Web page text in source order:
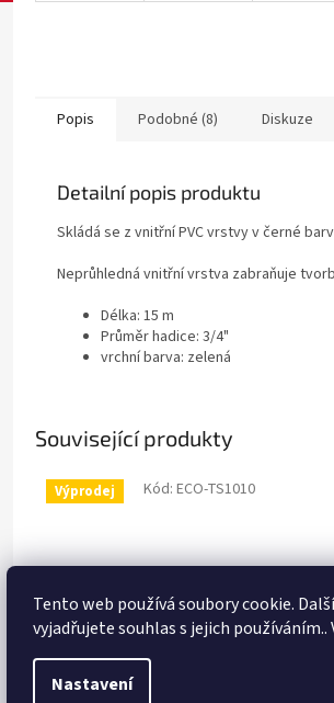
Tento web používá soubory cookie.
vyjadřujete souhlas s jejich
Nastavení
Popis Podobné (8) Diskuze
Detailní popis produktu
Skládá se z vnitřní PVC vrstvy v černé
Neprůhledná vnitřní vrstva zabraňuje
Délka: 15 m
Průměr hadice: 3/4"
vrchní barva: zelená
Související produkty
Výprodej
Rozstřikovač 2 ramenný s
kotvícím kolíkem DUO
Kód: ECO-TS1010